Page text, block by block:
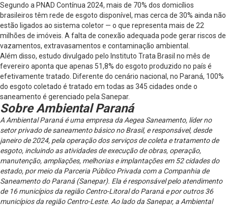
Segundo a PNAD Contínua 2024, mais de 70% dos domicílios
brasileiros têm rede de esgoto disponível, mas cerca de 30% ainda não
estão ligados ao sistema coletor — o que representa mais de 22
milhões de imóveis. A falta de conexão adequada pode gerar riscos de
vazamentos, extravasamentos e contaminação ambiental.
Além disso, estudo divulgado pelo Instituto Trata Brasil no mês de
fevereiro aponta que apenas 51,8% do esgoto produzido no país é
efetivamente tratado. Diferente do cenário nacional, no Paraná, 100%
do esgoto coletado é tratado em todas as 345 cidades onde o
saneamento é gerenciado pela Sanepar.
Sobre Ambiental Paraná
A Ambiental Paraná é uma empresa da Aegea Saneamento, líder no
setor privado de saneamento básico no Brasil, e responsável, desde
janeiro de 2024, pela operação dos serviços de coleta e tratamento de
esgoto, incluindo as atividades de execução de obras, operação,
manutenção, ampliações, melhorias e implantações em 52 cidades do
estado, por meio da Parceria Público Privada com a Companhia de
Saneamento do Paraná (Sanepar). Ela é responsável pelo atendimento
de 16 municípios da região Centro-Litoral do Paraná e por outros 36
municípios da região Centro-Leste. Ao lado da Sanepar, a Ambiental